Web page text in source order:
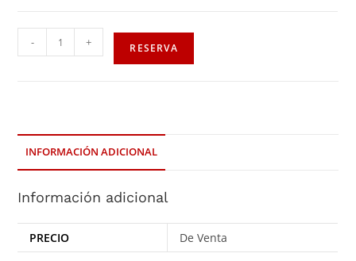
- + RESERVA
INFORMACIÓN ADICIONAL
Información adicional
PRECIO De Venta